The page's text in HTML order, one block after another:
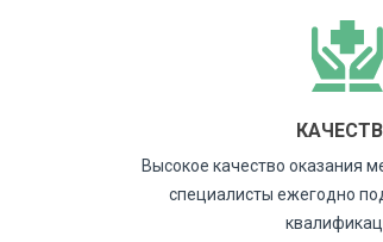
Высокое качество оказания
специалисты ежегодно